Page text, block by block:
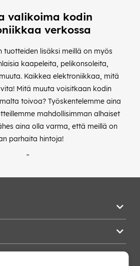
valikoima kodin
verkossa
tuotteiden lisäksi meillä on myös
kaapeleita, pelikonsoleita,
Kaikkea elektroniikkaa, mitä
Mitä muuta voisitkaan kodin
toivoa? Työskentelemme aina
mahdollisimman alhaiset
aina olla varma, että meillä on
parhaita hintoja!
"